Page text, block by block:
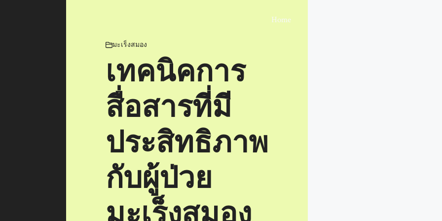
Home
มะเร็งสมอง
เทคนิคการ
สื่อสารที่มี
ประสิทธิภาพ
กับผู้ป่วย